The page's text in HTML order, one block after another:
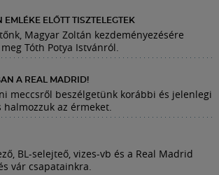
EMLÉKE ELŐTT TISZTELEGTEK
Magyar Zoltán kezdeményezésére
Tóth Potya Istvánról.
A REAL MADRID!
meccsről beszélgetünk korábbi és jelenlegi
halmozzuk az érmeket.
BL-selejteő, vizes-vb és a Real Madrid
vár csapatainkra.